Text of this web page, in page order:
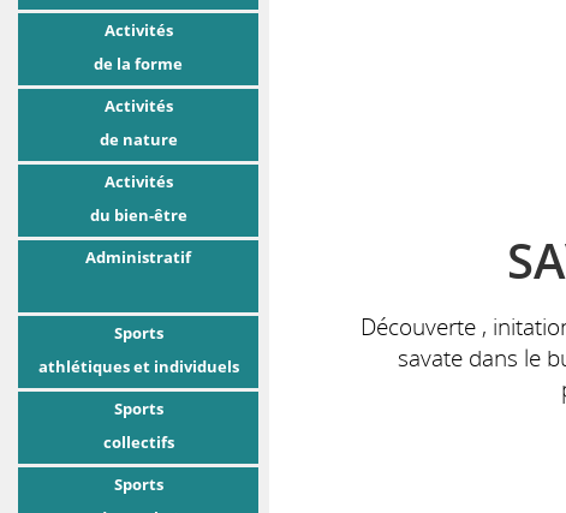
Activités
de la forme
Activités
de nature
Activités
du bien-être
Administratif
Sports
athlétiques et individuels
Sports
collectifs
Sports
Découverte ,
savate dans le